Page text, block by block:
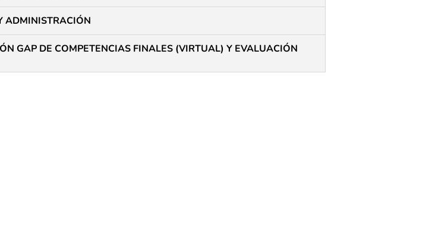
ADMINISTRACIÓN
GAP DE COMPETENCIAS FINALES (VIRTUAL) Y EVALUACIÓN